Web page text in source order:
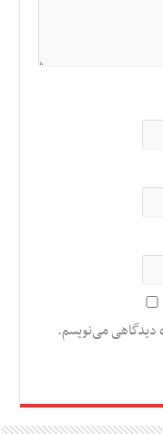
دیدگاهی می‌نویسم.